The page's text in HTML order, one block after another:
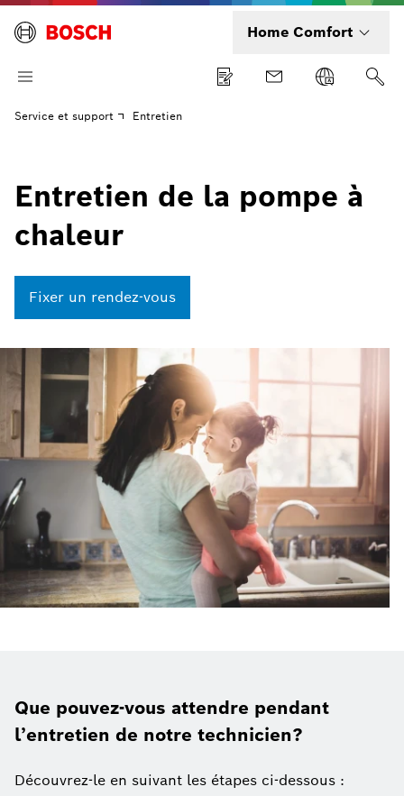
Home Comfort
Service et support Entretien
Entretien de la pompe à
chaleur
Fixer un rendez-vous
Que pouvez-vous attendre pendant
l’entretien de notre technicien?
Découvrez-le en suivant les étapes ci-dessous :